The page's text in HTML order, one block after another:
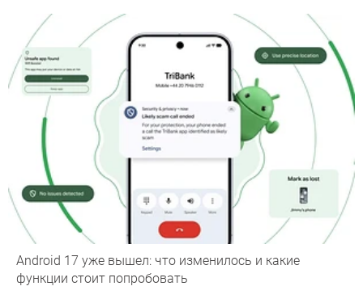
Android 17 уже вышел: что изменилось и какие
функции стоит попробовать